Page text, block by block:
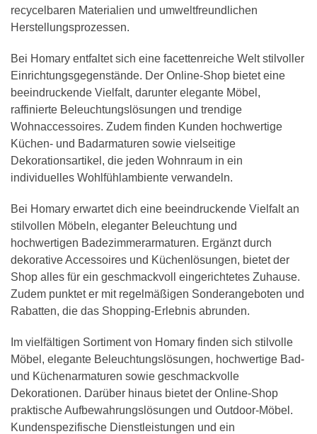
recycelbaren Materialien und umweltfreundlichen
Herstellungsprozessen.
Bei Homary entfaltet sich eine facettenreiche Welt stilvoller
Einrichtungsgegenstände. Der Online-Shop bietet eine
beeindruckende Vielfalt, darunter elegante Möbel,
raffinierte Beleuchtungslösungen und trendige
Wohnaccessoires. Zudem finden Kunden hochwertige
Küchen- und Badarmaturen sowie vielseitige
Dekorationsartikel, die jeden Wohnraum in ein
individuelles Wohlfühlambiente verwandeln.
Bei Homary erwartet dich eine beeindruckende Vielfalt an
stilvollen Möbeln, eleganter Beleuchtung und
hochwertigen Badezimmerarmaturen. Ergänzt durch
dekorative Accessoires und Küchenlösungen, bietet der
Shop alles für ein geschmackvoll eingerichtetes Zuhause.
Zudem punktet er mit regelmäßigen Sonderangeboten und
Rabatten, die das Shopping-Erlebnis abrunden.
Im vielfältigen Sortiment von Homary finden sich stilvolle
Möbel, elegante Beleuchtungslösungen, hochwertige Bad-
und Küchenarmaturen sowie geschmackvolle
Dekorationen. Darüber hinaus bietet der Online-Shop
praktische Aufbewahrungslösungen und Outdoor-Möbel.
Kundenspezifische Dienstleistungen und ein